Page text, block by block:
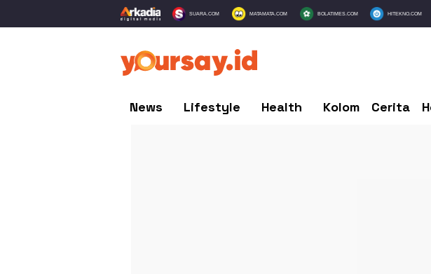
SUARA.COM MATAMATA.COM BOLATIMES.COM HITEKNO.COM
News Lifestyle Health Kolom Cerita